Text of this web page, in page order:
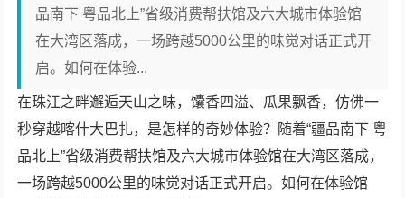
品南下 粤品北上”省级消费帮扶馆及六大城市体验馆
在大湾区落成，一场跨越5000公里的味觉对话正式开
启。如何在体验...
在珠江之畔邂逅天山之味，馕香四溢、瓜果飘香，仿佛一
秒穿越喀什大巴扎，是怎样的奇妙体验？随着“疆品南下 粤
品北上”省级消费帮扶馆及六大城市体验馆在大湾区落成，
一场跨越5000公里的味觉对话正式开启。如何在体验馆